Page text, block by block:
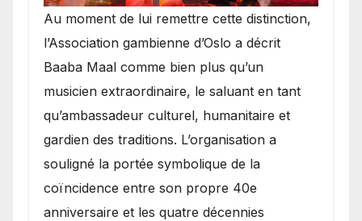
​Au moment de lui remettre cette distinction,
l’Association gambienne d’Oslo a décrit
Baaba Maal comme bien plus qu’un
musicien extraordinaire, le saluant en tant
qu’ambassadeur culturel, humanitaire et
gardien des traditions. L’organisation a
souligné la portée symbolique de la
coïncidence entre son propre 40e
anniversaire et les quatre décennies